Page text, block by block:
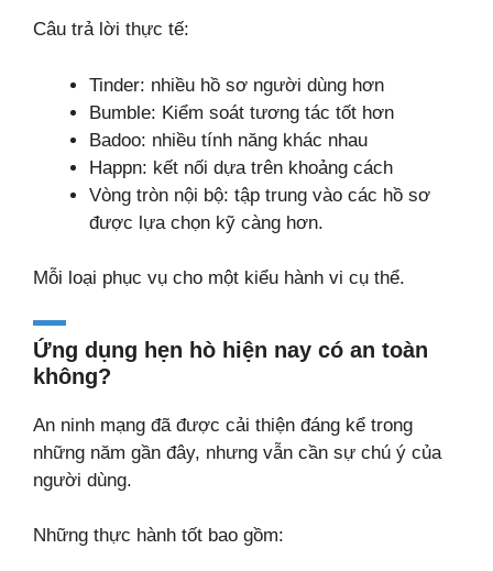
Câu trả lời thực tế:
Tinder: nhiều hồ sơ người dùng hơn
Bumble: Kiểm soát tương tác tốt hơn
Badoo: nhiều tính năng khác nhau
Happn: kết nối dựa trên khoảng cách
Vòng tròn nội bộ: tập trung vào các hồ sơ
được lựa chọn kỹ càng hơn.
Mỗi loại phục vụ cho một kiểu hành vi cụ thể.
Ứng dụng hẹn hò hiện nay có an toàn
không?
An ninh mạng đã được cải thiện đáng kể trong
những năm gần đây, nhưng vẫn cần sự chú ý của
người dùng.
Những thực hành tốt bao gồm: